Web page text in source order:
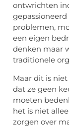
ontwrichten
problemen,
een eigen
denken maar
traditionele
Maar dit is
dat ze geen
moeten
het is niet
zorgen over